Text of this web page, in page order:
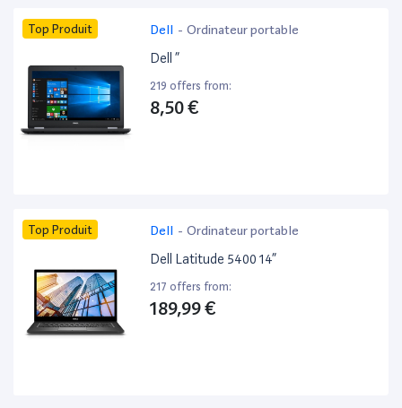
Top Produit Dell - Ordinateur portable
Dell ”
219 offers from:
8,50 €
Top Produit Dell - Ordinateur portable
Dell Latitude 5400 14”
217 offers from:
189,99 €